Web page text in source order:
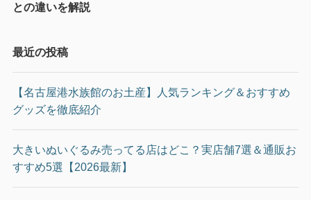
との違いを解説
最近の投稿
【名古屋港水族館のお土産】人気ランキング＆おすすめ
グッズを徹底紹介
大きいぬいぐるみ売ってる店はどこ？実店舗7選＆通販お
すすめ5選【2026最新】